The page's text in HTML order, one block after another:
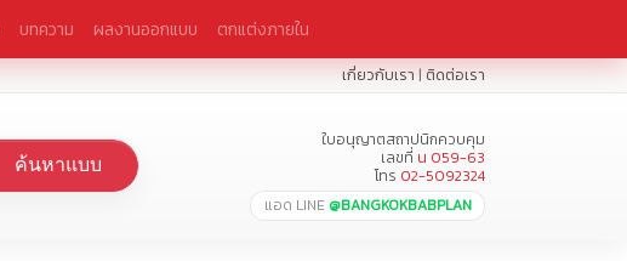
บทความ ผลงานออกแบบ ตกแต่งภายใน
เกี่ยวกับเรา | ติดต่อเรา
ค้นหาแบบ
ใบอนุญาตสถาปนิกควบคุม
เลขที่ น 059-63
โทร 02-5092324
แอด LINE @BANGKOKBABPLAN